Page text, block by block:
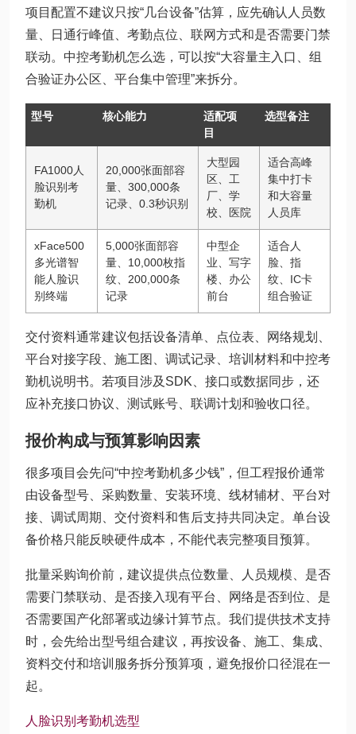
项目配置不建议只按“几台设备”估算，应先确认人员数
量、日通行峰值、考勤点位、联网方式和是否需要门禁
联动。中控考勤机怎么选，可以按“大容量主入口、组
合验证办公区、平台集中管理”来拆分。
型号 核心能力
适配项
目
选型备注
FA1000人
脸识别考
勤机
20,000张面部容
量、300,000条
记录、0.3秒识别
大型园
区、工
厂、学
校、医院
适合高峰
集中打卡
和大容量
人员库
xFace500
多光谱智
能人脸识
别终端
5,000张面部容
量、10,000枚指
纹、200,000条
记录
中型企
业、写字
楼、办公
前台
适合人
脸、指
纹、IC卡
组合验证
交付资料通常建议包括设备清单、点位表、网络规划、
平台对接字段、施工图、调试记录、培训材料和中控考
勤机说明书。若项目涉及SDK、接口或数据同步，还
应补充接口协议、测试账号、联调计划和验收口径。
报价构成与预算影响因素
很多项目会先问“中控考勤机多少钱”，但工程报价通常
由设备型号、采购数量、安装环境、线材辅材、平台对
接、调试周期、交付资料和售后支持共同决定。单台设
备价格只能反映硬件成本，不能代表完整项目预算。
批量采购询价前，建议提供点位数量、人员规模、是否
需要门禁联动、是否接入现有平台、网络是否到位、是
否需要国产化部署或边缘计算节点。我们提供技术支持
时，会先给出型号组合建议，再按设备、施工、集成、
资料交付和培训服务拆分预算项，避免报价口径混在一
起。
人脸识别考勤机选型